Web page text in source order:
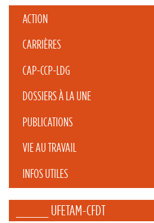
ACTION
CARRIÈRES
CAP-CCP-LDG
DOSSIERS À LA UNE
PUBLICATIONS
VIE AU TRAVAIL
INFOS UTILES
_____ UFETAM-CFDT